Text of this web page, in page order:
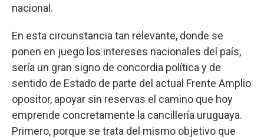
nacional.
En esta circunstancia tan relevante, donde se
ponen en juego los intereses nacionales del país,
sería un gran signo de concordia política y de
sentido de Estado de parte del actual Frente Amplio
opositor, apoyar sin reservas el camino que hoy
emprende concretamente la cancillería uruguaya.
Primero, porque se trata del mismo objetivo que